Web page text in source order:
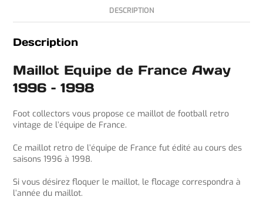
DESCRIPTION
Description
Maillot Equipe de France Away
1996 – 1998
Foot collectors vous propose ce maillot de football retro
vintage de l’équipe de France.
Ce maillot retro de l’équipe de France fut édité au cours des
saisons 1996 à 1998.
Si vous désirez floquer le maillot, le flocage correspondra à
l’année du maillot.